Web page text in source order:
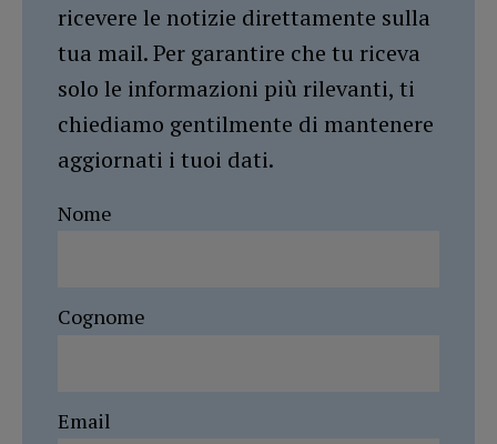
ricevere le notizie direttamente sulla
tua mail. Per garantire che tu riceva
solo le informazioni più rilevanti, ti
chiediamo gentilmente di mantenere
aggiornati i tuoi dati.
Nome
Cognome
Email